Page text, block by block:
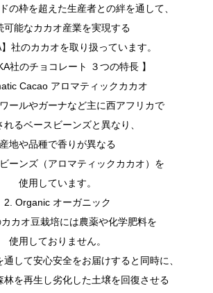
の枠を超えた生産者との絆を通して、
可能なカカオ産業を実現する
】社のカカオを取り扱っています。
社のチョコレート ３つの特長 】
Cacao アロマティックカカオ
ールやガーナなど主に西アフリカで
れるベースビーンズと異なり、
産地や品種で香りが異なる
ーンズ（アロマティックカカオ）を
使用しています。
2. Organic オーガニック
カオ豆栽培には農薬や化学肥料を
使用しておりません。
して安心安全をお届けすると同時に、
林を再生し劣化した土壌を回復させる